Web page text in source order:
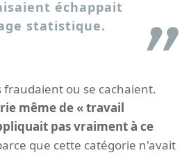
échappait
statistique.
fraudaient ou se cachaient.
même de « travail
pas vraiment à ce
que cette catégorie n'avait